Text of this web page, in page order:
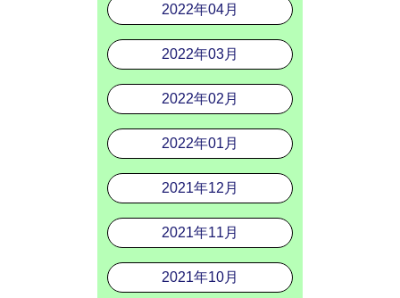
2022年04月
2022年03月
2022年02月
2022年01月
2021年12月
2021年11月
2021年10月